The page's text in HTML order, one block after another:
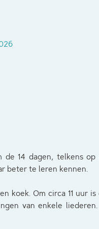
de 14 dagen, telkens
beter te leren kennen.
koek. Om circa 11 uur
van enkele